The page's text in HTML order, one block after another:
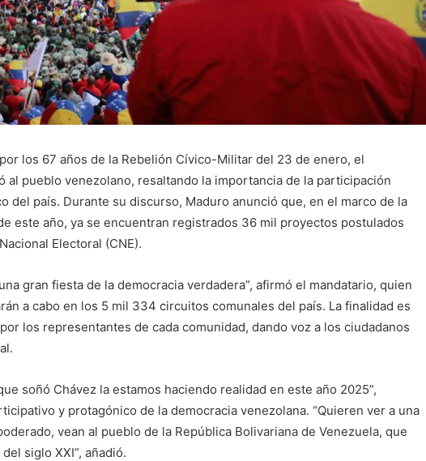
los 67 años de la Rebelión Cívico-Militar del 23 de enero, el
al pueblo venezolano, resaltando la importancia de la participación
del país. Durante su discurso, Maduro anunció que, en el marco de la
este año, ya se encuentran registrados 36 mil proyectos postulados
Electoral (CNE).
gran fiesta de la democracia verdadera”, afirmó el mandatario, quien
a cabo en los 5 mil 334 circuitos comunales del país. La finalidad es
los representantes de cada comunidad, dando voz a los ciudadanos
soñó Chávez la estamos haciendo realidad en este año 2025”,
y protagónico de la democracia venezolana. “Quieren ver a una
vean al pueblo de la República Bolivariana de Venezuela, que
siglo XXI”, añadió.